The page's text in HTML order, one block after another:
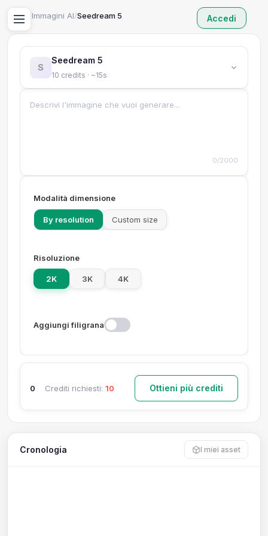
Home Immagini AI/Seedream 5
S
Seedream 5
10 credits · ~15s
0/2000
Modalità dimensione
By resolution Custom size
Risoluzione
2K 3K 4K
Aggiungi filigrana
0 Crediti richiesti: 10 Ottieni più crediti
Cronologia I miei asset
Accedi